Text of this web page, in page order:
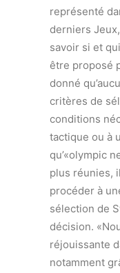
représenté
derniers
savoir si et
être proposé
donné
critères de
conditions
tactique ou à
qu’«olympic
plus réunies,
procéder à
sélection de
décision.
réjouissante
notamment